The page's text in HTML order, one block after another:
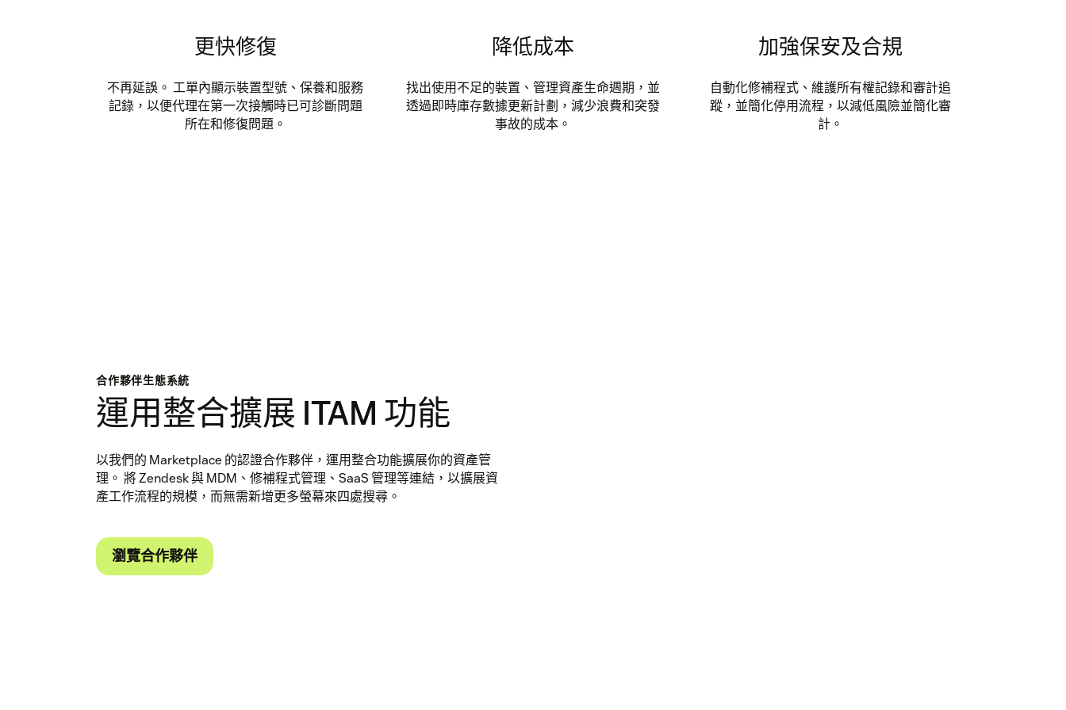
更快修復
不再延誤。 工單內顯示裝置型號、保養和服務
記錄，以便代理在第一次接觸時已可診斷問題
所在和修復問題。
降低成本
找出使用不足的裝置、管理資產生命週期，並
透過即時庫存數據更新計劃，減少浪費和突發
事故的成本。
加強保安及合規
自動化修補程式、維護所有權記錄和審計追
蹤，並簡化停用流程，以減低風險並簡化審
計。
合作夥伴生態系統
運用整合擴展 ITAM 功能
以我們的 Marketplace 的認證合作夥伴，運用整合功能擴展你的資產管
理。 將 Zendesk 與 MDM、修補程式管理、SaaS 管理等連結，以擴展資
產工作流程的規模，而無需新增更多螢幕來四處搜尋。
瀏覽合作夥伴